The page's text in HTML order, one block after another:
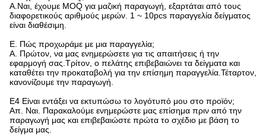
Α.Ναι, έχουμε MOQ για μαζική παραγωγή, εξαρτάται από τους
διαφορετικούς αριθμούς μερών. 1 ~ 10pcs παραγγελία δείγματος
είναι διαθέσιμη.
Ε. Πώς προχωράμε με μια παραγγελία;
Α. Πρώτον, να μας ενημερώσετε για τις απαιτήσεις ή την
εφαρμογή σας.Τρίτον, ο πελάτης επιβεβαιώνει τα δείγματα και
καταθέτει την προκαταβολή για την επίσημη παραγγελία.Τέταρτον,
κανονίζουμε την παραγωγή.
Ε4 Είναι εντάξει να εκτυπώσω το λογότυπό μου στο προϊόν;
Απ. Ναι. Παρακαλούμε ενημερώστε μας επίσημα πριν από την
παραγωγή μας και επιβεβαιώστε πρώτα το σχέδιο με βάση το
δείγμα μας.